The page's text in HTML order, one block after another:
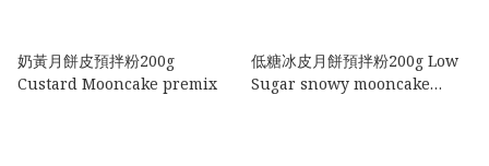
奶黃月餅皮預拌粉200g
Custard Mooncake premix
低糖冰皮月餅預拌粉200g Low
Sugar snowy mooncake